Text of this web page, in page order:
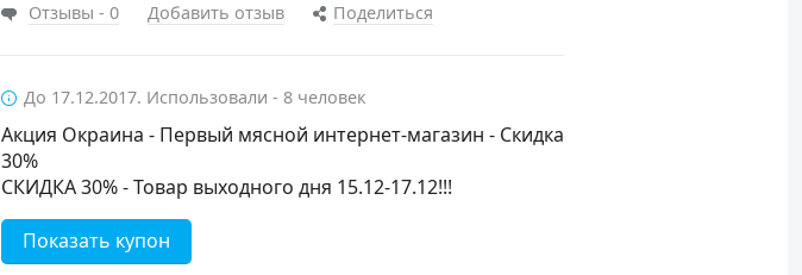
Отзывы - 0 Добавить отзыв Поделиться
До 17.12.2017. Использовали - 8 человек
Акция Окраина - Первый мясной интернет-магазин - Скидка
30%
СКИДКА 30% - Товар выходного дня 15.12-17.12!!!
Показать купон